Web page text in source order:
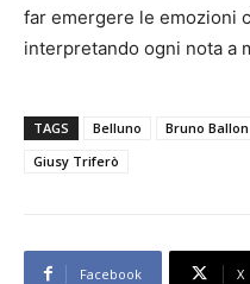
far emergere le emozioni
interpretando ogni nota a
TAGS Belluno Bruno Ballon
Giusy Triferò
Facebook X